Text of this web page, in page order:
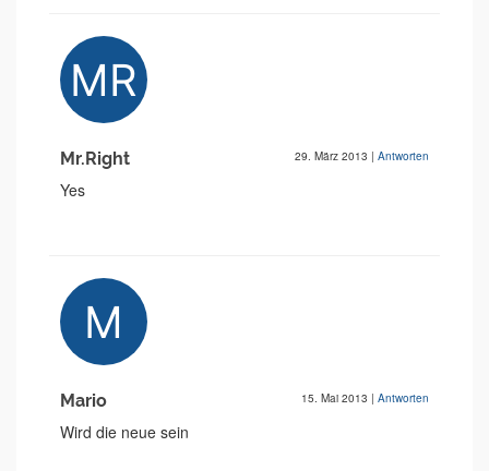
Mr.Right 29. März 2013 | Antworten
Yes
Mario 15. Mai 2013 | Antworten
Wird die neue sein